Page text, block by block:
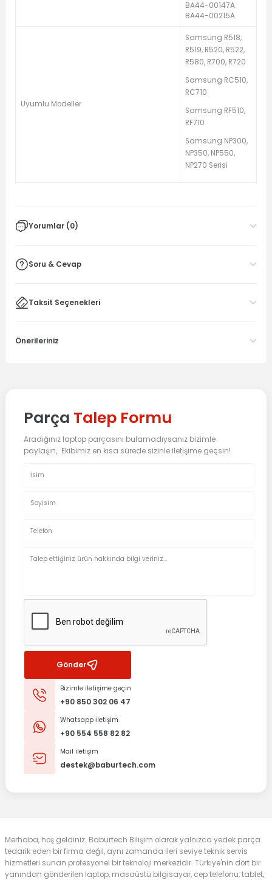
BA44-00147A
BA44-00215A
Uyumlu Modeller
Samsung R518,
R519, R520, R522,
R580, R700, R720
Samsung RC510,
RC710
Samsung RF510,
RF710
Samsung NP300,
NP350, NP550,
NP270 Serisi
Yorumlar (0)
Soru & Cevap
Taksit Seçenekleri
Önerileriniz
Parça Talep Formu
Aradığınız laptop parçasını bulamadıysanız bizimle
paylaşın, Ekibimiz en kısa sürede sizinle iletişime geçsin!
Gönder
Bizimle iletişime geçin
+90 850 302 06 47
Whatsapp İletişim
+90 554 558 82 82
Mail iletişim
destek@baburtech.com
Merhaba, hoş geldiniz. Baburtech Bilişim olarak yalnızca yedek parça
tedarik eden bir firma değil, aynı zamanda ileri seviye teknik servis
hizmetleri sunan profesyonel bir teknoloji merkezidir. Türkiye'nin dört bir
yanından gönderilen laptop, masaüstü bilgisayar, cep telefonu, tablet,